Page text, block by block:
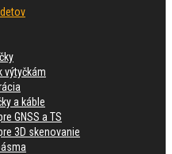
výtyčkám
a káble
GNSS a TS
3D skenovanie